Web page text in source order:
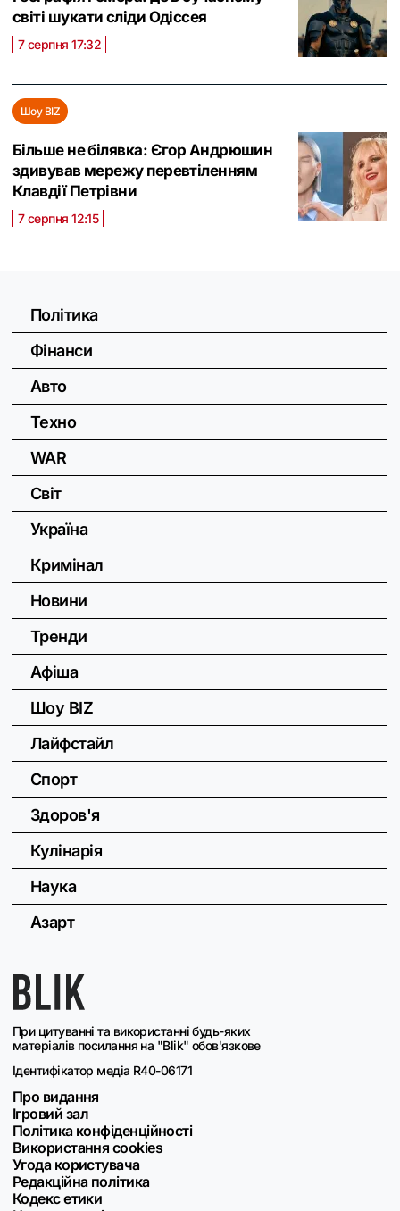
світі шукати сліди Одіссея
7 серпня 17:32
Шоу BIZ
Більше не білявка: Єгор Андрюшин
здивував мережу перевтіленням
Клавдії Петрівни
7 серпня 12:15
При цитуванні та використанні будь-яких
матеріалів посилання на "Blik" обов'язкове
Ідентифікатор медіа R40-06171
Про видання
Ігровий зал
Політика конфіденційності
Використання cookies
Угода користувача
Редакційна політика
Кодекс етики
Політика
Фінанси
Авто
Техно
WAR
Світ
Україна
Кримінал
Новини
Тренди
Афіша
Шоу BIZ
Лайфстайл
Спорт
Здоров'я
Кулінарія
Наука
Азарт